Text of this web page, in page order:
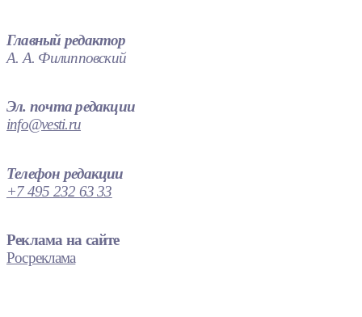
Главный редактор
А. А. Филипповский
Эл. почта редакции
info@vesti.ru
Телефон редакции
+7 495 232 63 33
Реклама на сайте
Росреклама